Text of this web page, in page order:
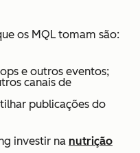
os MQL tomam são:
e outros eventos;
canais de
publicações do
investir na nutrição